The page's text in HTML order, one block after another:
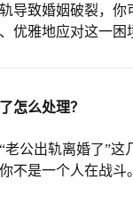
导致婚姻破裂，
优雅地应对这一困
怎么处理？
老公出轨离婚了”
不是一个人在战斗